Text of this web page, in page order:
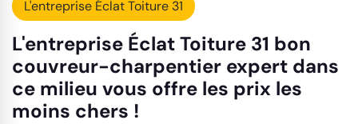
L'entreprise Éclat Toiture 31
L'entreprise Éclat Toiture 31 bon
couvreur-charpentier expert dans
ce milieu vous offre les prix les
moins chers !